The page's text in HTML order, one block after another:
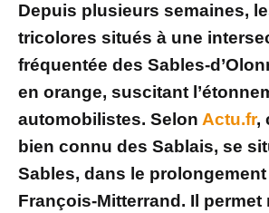
Depuis plusieurs semaines,
tricolores situés à une
fréquentée des Sables-
en orange, suscitant
automobilistes. Selon Actu.fr,
bien connu des Sablais, se
Sables, dans le prolongement
François-Mitterrand. Il permet